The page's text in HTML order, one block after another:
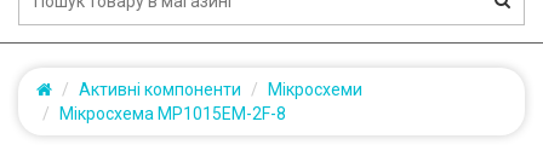
Активні компоненти
Мікросхеми
Мікросхема MP1015EM-2F-8